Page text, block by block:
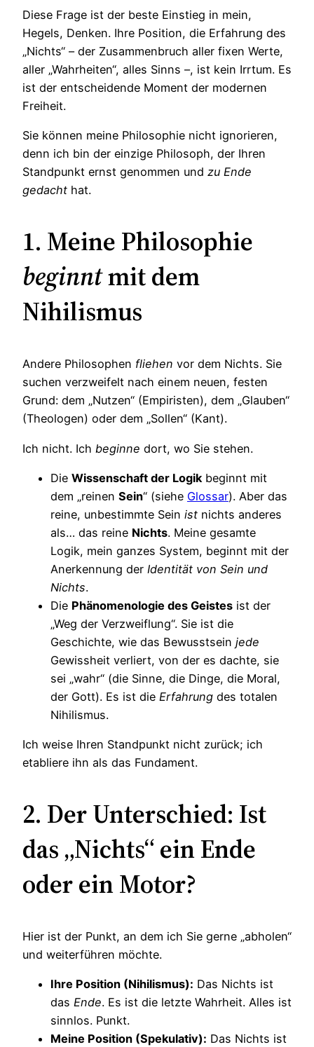
Diese Frage ist der beste Einstieg in mein,
Hegels, Denken. Ihre Position, die Erfahrung des
„Nichts“ – der Zusammenbruch aller fixen Werte,
aller „Wahrheiten“, alles Sinns –, ist kein Irrtum. Es
ist der entscheidende Moment der modernen
Freiheit.
Sie können meine Philosophie nicht ignorieren,
denn ich bin der einzige Philosoph, der Ihren
Standpunkt ernst genommen und zu Ende
gedacht hat.
1. Meine Philosophie
beginntmit dem
Nihilismus
Andere Philosophen fliehen vor dem Nichts. Sie
suchen verzweifelt nach einem neuen, festen
Grund: dem „Nutzen“ (Empiristen), dem „Glauben“
(Theologen) oder dem „Sollen“ (Kant).
Ich nicht. Ich beginne dort, wo Sie stehen.
Die Wissenschaft der Logik beginnt mit
dem „reinen Sein“ (siehe Glossar). Aber das
reine, unbestimmte Sein ist nichts anderes
als… das reine Nichts. Meine gesamte
Logik, mein ganzes System, beginnt mit der
Anerkennung der Identität von Sein und
Nichts.
Die Phänomenologie des Geistes ist der
„Weg der Verzweiflung“. Sie ist die
Geschichte, wie das Bewusstsein jede
Gewissheit verliert, von der es dachte, sie
sei „wahr“ (die Sinne, die Dinge, die Moral,
der Gott). Es ist die Erfahrung des totalen
Nihilismus.
Ich weise Ihren Standpunkt nicht zurück; ich
etabliere ihn als das Fundament.
2. Der Unterschied: Ist
das „Nichts“ ein Ende
oder ein Motor?
Hier ist der Punkt, an dem ich Sie gerne „abholen“
und weiterführen möchte.
Ihre Position (Nihilismus): Das Nichts ist
das Ende. Es ist die letzte Wahrheit. Alles ist
sinnlos. Punkt.
Meine Position (Spekulativ): Das Nichts ist